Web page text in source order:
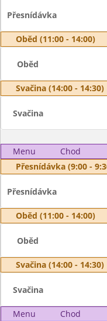
Přesnídávka
Oběd (11:00 - 14:00)
Oběd
Svačina (14:00 - 14:30)
Svačina
Menu Chod
Přesnídávka (9:00 -
Přesnídávka
Oběd (11:00 - 14:00)
Oběd
Svačina (14:00 - 14:30)
Svačina
Menu Chod